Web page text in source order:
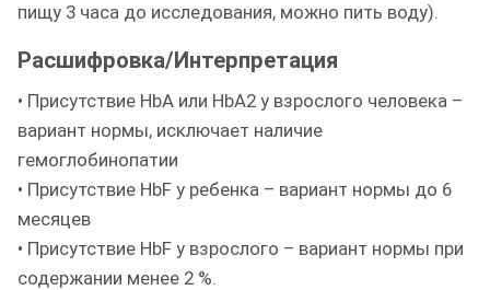
пищу 3 часа до исследования, можно пить воду).
Расшифровка/Интерпретация
• Присутствие HbA или HbA2 у взрослого человека –
вариант нормы, исключает наличие
гемоглобинопатии
• Присутствие HbF у ребенка – вариант нормы до 6
месяцев
• Присутствие HbF у взрослого – вариант нормы при
содержании менее 2 %.